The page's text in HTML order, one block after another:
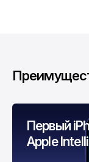
Первый
Apple